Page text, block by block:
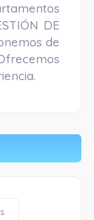
DE
de